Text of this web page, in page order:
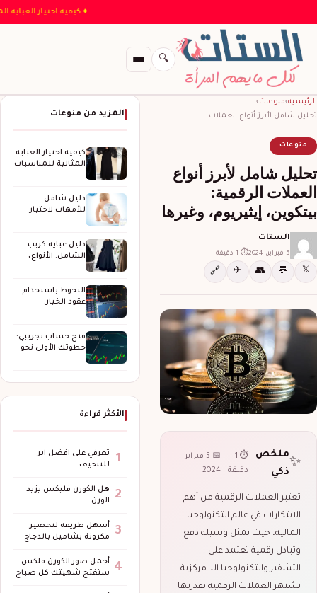
♦ كيفية اختيار
🔍
الرئيسية›منوعات›
تحليل شامل لأبرز أنواع العملات…
منوعات
تحليل شامل لأبرز أنواع
العملات الرقمية:
بيتكوين، إيثيريوم، وغيرها
الستات
5 فبراير، 2024 ⏱ 1 دقيقة
𝕏
💬
👥
✈
🔗
✨
ملخص
ذكي
⏱ 1
دقيقة
📅 5 فبراير
2024
تعتبر العملات الرقمية من أهم
الابتكارات في عالم التكنولوجيا
المالية، حيث تمثل وسيلة دفع
وتبادل رقمية تعتمد على
التشفير والتكنولوجيا اللامركزية.
تشتهر العملات الرقمية بقدرتها
المزيد من منوعات
كيفية اختيار العباية
المثالية للمناسبات
دليل شامل
للأمهات لاختيار
دليل عباية كريب
الشامل: الأنواع،
التحوط باستخدام
عقود الخيار:
وإدارة…
فتح حساب تجريبي:
خطوتك الأولى نحو
الأكثر قراءة
1
تعرفي على افضل ابر
للتنحيف
2
هل الكورن فليكس يزيد
الوزن
3
أسهل طريقة لتحضير
مكرونة بشاميل بالدجاج
4
أجمل صور الكورن فلكس
ستفتح شهيتك كل صباح